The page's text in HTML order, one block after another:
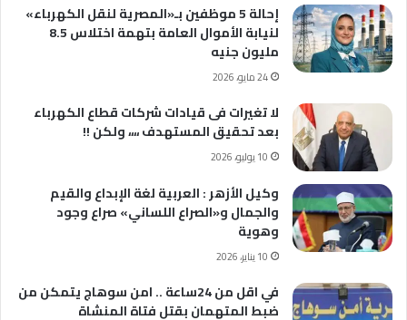
إحالة 5 موظفين بـ«المصرية لنقل الكهرباء»
لنيابة الأموال العامة بتهمة اختلاس 8.5
مليون جنيه
24 مايو، 2026
لا تغيرات فى قيادات شركات قطاع الكهرباء
بعد تحقيق المستهدف ،،،، ولكن !!
10 يوليو، 2026
وكيل الأزهر : العربية لغة الإبداع والقيم
والجمال و«الصراع اللساني» صراع وجود
وهوية
10 يناير، 2026
في اقل من 24ساعة .. امن سوهاج يتمكن من
ضبط المتهمان بقتل فتاة المنشاة